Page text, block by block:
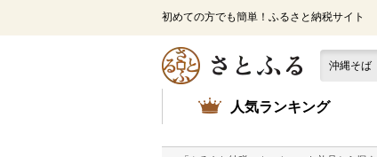
初めての方でも簡単！ふるさと納税サイト
人気ランキング